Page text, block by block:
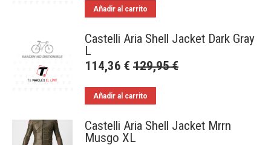
Añadir al carrito
Castelli Aria Shell Jacket Dark Gray
L
114,36 € 129,95€
Añadir al carrito
Castelli Aria Shell Jacket Mrrn
Musgo XL